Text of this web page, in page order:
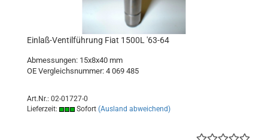
Einlaß-Ventilführung Fiat 1500L '63-64
Abmessungen: 15x8x40 mm
OE Vergleichsnummer: 4 069 485
Art.Nr.: 02-01727-0
Lieferzeit:
Sofort (Ausland abweichend)